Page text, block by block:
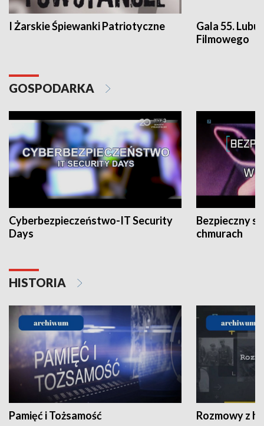
I Żarskie Śpiewanki Patriotyczne
Gala 55.
Filmowego
GOSPODARKA
Cyberbezpieczeństwo-IT Security
Days
Bezpieczny
chmurach
HISTORIA
Pamięć i Tożsamość Rozmowy z